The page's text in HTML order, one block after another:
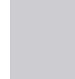
Foundation, des